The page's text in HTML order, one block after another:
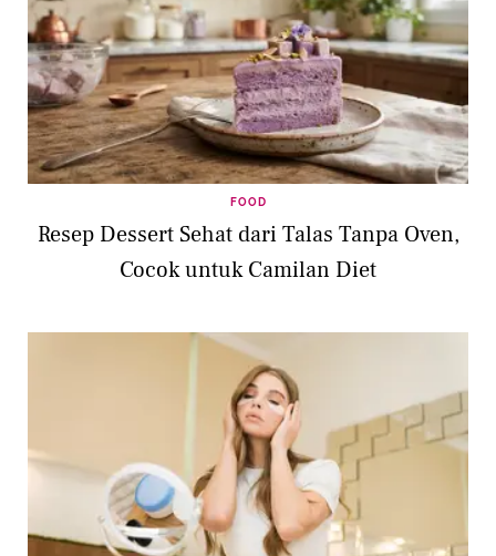
FOOD
Resep Dessert Sehat dari Talas Tanpa Oven,
Cocok untuk Camilan Diet